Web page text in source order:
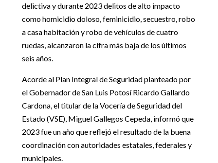
delictiva y durante 2023 delitos de alto impacto
como homicidio doloso, feminicidio, secuestro, robo
a casa habitación y robo de vehículos de cuatro
ruedas, alcanzaron la cifra más baja de los últimos
seis años.
Acorde al Plan Integral de Seguridad planteado por
el Gobernador de San Luis Potosí Ricardo Gallardo
Cardona, el titular de la Vocería de Seguridad del
Estado (VSE), Miguel Gallegos Cepeda, informó que
2023 fue un año que reflejó el resultado de la buena
coordinación con autoridades estatales, federales y
municipales.